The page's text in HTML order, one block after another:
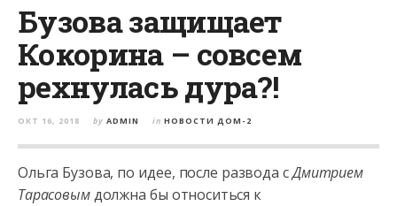
Бузова защищает
Кокорина – совсем
рехнулась дура?!
ОКТ 16, 2018 by ADMIN in НОВОСТИ ДОМ-2
Ольга Бузова, по идее, после развода сДмитрием
Тарасовымдолжна бы относиться к